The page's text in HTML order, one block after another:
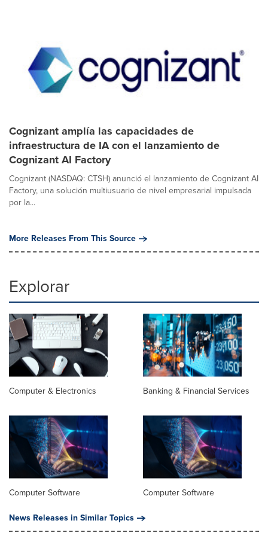
Cognizant amplía las capacidades de
infraestructura de IA con el lanzamiento de
Cognizant AI Factory
Cognizant (NASDAQ: CTSH) anunció el lanzamiento de Cognizant AI
Factory, una solución multiusuario de nivel empresarial impulsada
por la...
More Releases From This Source
Explorar
Computer & Electronics Banking & Financial Services
Computer Software
Computer Software
News Releases in Similar Topics